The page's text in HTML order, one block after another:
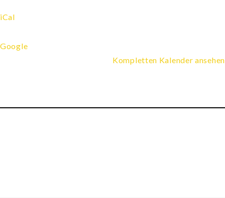
iCal
Google
Kompletten Kalender ansehen